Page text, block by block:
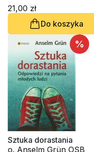
21,00 zł
Do koszyka
%
Sztuka dorastania
o. Anselm Grün OSB